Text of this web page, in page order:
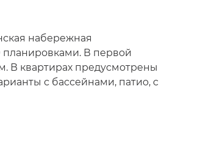
набережная
планировками. В первой
В квартирах предусмотрены
с бассейнами, патио, с
ситихаусы и виллы. Продажи
площадью 4,4 гектара.